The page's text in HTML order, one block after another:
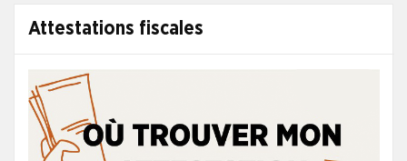
Attestations fiscales